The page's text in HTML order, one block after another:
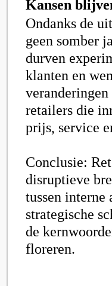
Kansen
Ondanks de
geen somber
durven
klanten en
retailers die
prijs, service
Conclusie:
disruptieve
tussen
strategische
de
floreren.